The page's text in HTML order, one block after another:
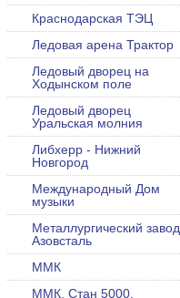
Краснодарская ТЭЦ
Ледовая арена Трактор
Ледовый дворец на
Ходынском поле
Ледовый дворец
Уральская молния
Либхерр - Нижний
Новгород
Международный Дом
музыки
Металлургический завод
Азовсталь
ММК
ММК. Стан 5000.